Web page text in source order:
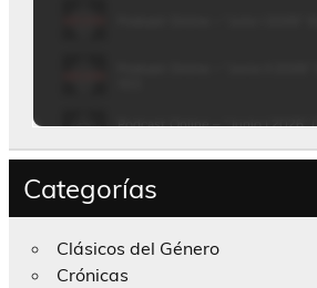
Categorías
Clásicos del Género
Crónicas